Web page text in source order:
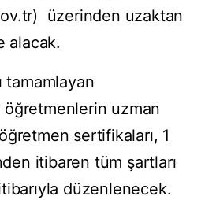
üzerinden uzaktan
alacak.
tamamlayan
uzman
sertifikaları, 1
itibaren tüm şartları
düzenlenecek.